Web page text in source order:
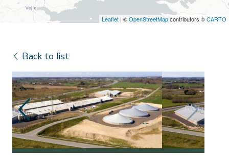
Back to list
Leaflet | ©OpenStreetMapcontributors ©CARTO